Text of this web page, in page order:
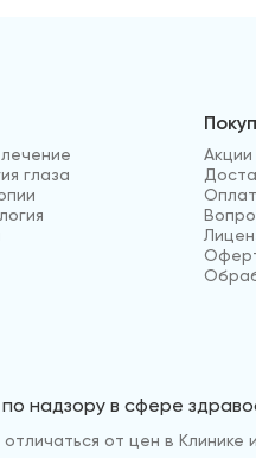
глаза
Акции
надзору в сфере
от цен в Клинике